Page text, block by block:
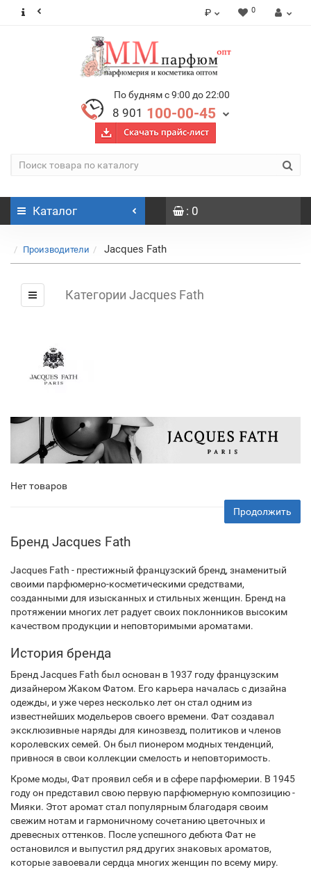
₽ 0
По будням с 9:00 до 22:00
8 901 100-00-45
Каталог : 0
Производители Jacques Fath
Категории Jacques Fath
Нет товаров
Продолжить
Бренд Jacques Fath
Jacques Fath - престижный французский бренд, знаменитый
своими парфюмерно-косметическими средствами,
созданными для изысканных и стильных женщин. Бренд на
протяжении многих лет радует своих поклонников высоким
качеством продукции и неповторимыми ароматами.
История бренда
Бренд Jacques Fath был основан в 1937 году французским
дизайнером Жаком Фатом. Его карьера началась с дизайна
одежды, и уже через несколько лет он стал одним из
известнейших модельеров своего времени. Фат создавал
эксклюзивные наряды для кинозвезд, политиков и членов
королевских семей. Он был пионером модных тенденций,
привнося в свои коллекции смелость и неповторимость.
Кроме моды, Фат проявил себя и в сфере парфюмерии. В 1945
году он представил свою первую парфюмерную композицию -
Мияки. Этот аромат стал популярным благодаря своим
свежим нотам и гармоничному сочетанию цветочных и
древесных оттенков. После успешного дебюта Фат не
остановился и выпустил ряд других знаковых ароматов,
которые завоевали сердца многих женщин по всему миру.